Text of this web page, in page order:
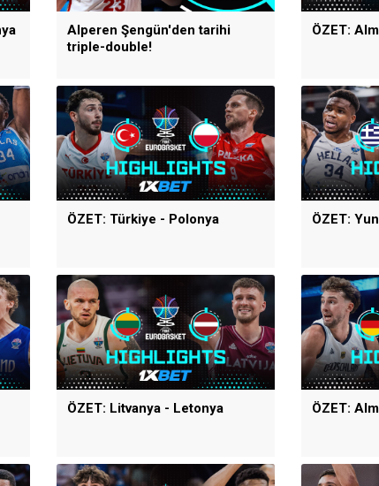
Alperen Şengün'den tarihi
triple-double!
ÖZET:
ÖZET: Türkiye - Polonya ÖZET:
ÖZET: Litvanya - Letonya ÖZET: